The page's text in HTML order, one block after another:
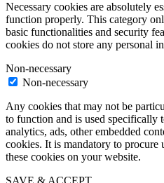
Necessary cookies are absolutely
function properly. This category
basic functionalities and security
cookies do not store any personal
Non-necessary
Non-necessary
Any cookies that may not be
to function and is used specifically
analytics, ads, other embedded
cookies. It is mandatory to procure
these cookies on your website.
SAVE & ACCEPT